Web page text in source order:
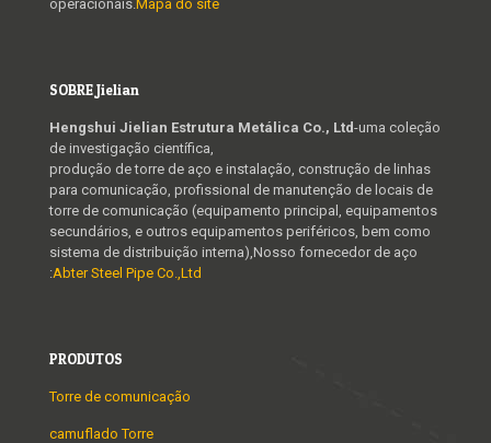
operacionais. Mapa do site
SOBRE Jielian
Hengshui Jielian Estrutura Metálica Co., Ltd-uma coleção
de investigação científica,
produção de torre de aço e instalação, construção de linhas
para comunicação, profissional de manutenção de locais de
torre de comunicação (equipamento principal, equipamentos
secundários, e outros equipamentos periféricos, bem como
sistema de distribuição interna),Nosso fornecedor de aço
:Abter Steel Pipe Co.,Ltd
PRODUTOS
Torre de comunicação
camuflado Torre